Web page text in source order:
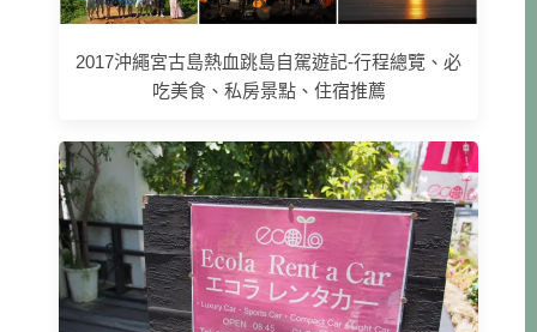
2017沖繩宮古島熱血跳島自駕遊記-行程總覽、必
吃美食、私房景點、住宿推薦